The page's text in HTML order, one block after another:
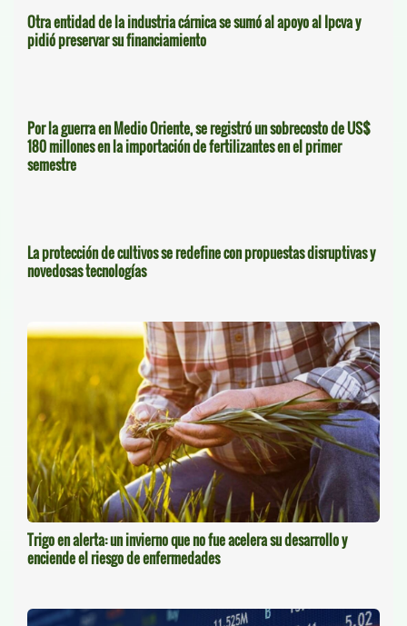
Otra entidad de la industria cárnica se sumó al apoyo al Ipcva y
pidió preservar su financiamiento
Por la guerra en Medio Oriente, se registró un sobrecosto de US$
180 millones en la importación de fertilizantes en el primer
semestre
La protección de cultivos se redefine con propuestas disruptivas y
novedosas tecnologías
Trigo en alerta: un invierno que no fue acelera su desarrollo y
enciende el riesgo de enfermedades